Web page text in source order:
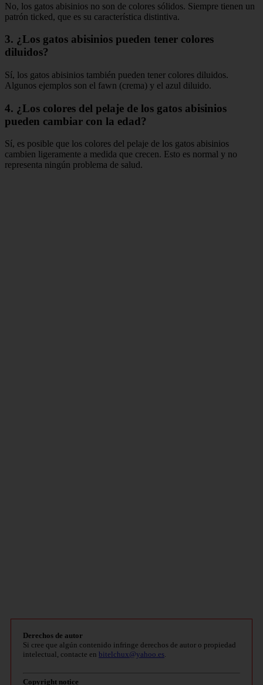
No, los gatos abisinios no son de colores sólidos. Siempre tienen un
patrón ticked, que es su característica distintiva.
3. ¿Los gatos abisinios pueden tener colores
diluidos?
Sí, los gatos abisinios también pueden tener colores diluidos.
Algunos ejemplos son el fawn (crema) y el azul diluido.
4. ¿Los colores del pelaje de los gatos abisinios
pueden cambiar con la edad?
Sí, es posible que los colores del pelaje de los gatos abisinios
cambien ligeramente a medida que crecen. Esto es normal y no
representa ningún problema de salud.
Derechos de autor
Si cree que algún contenido infringe derechos de autor o propiedad
intelectual, contacte en bitelchux@yahoo.es.
Copyright notice